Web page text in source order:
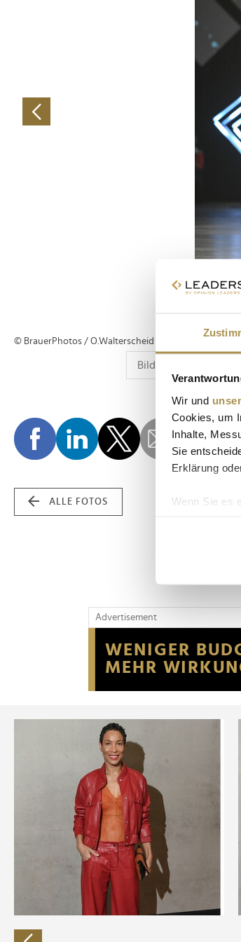
Wir und
Cookies, um
Inhalte,
Sie
Erklärung
Wenn Sie es
Erfahren Sie
Wir
Website an
der Dienste
© BrauerPhotos / O.Walterscheid
ALLE FOTOS
Advertisement